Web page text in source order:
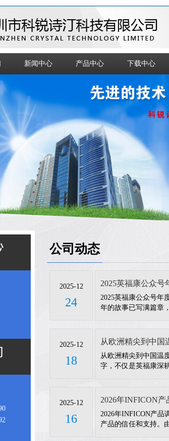
新闻中心 产品中心 下载中心
公司动态
2025-12
24
2025英福康公众号
2025英福康公众号年
年的故事已写满篇章
号继续向上生长：
字背
2025-12
18
从欧洲精尖到中国
从欧洲精尖到中国温
字，不仅是英福康深
zhe，正通过持续深
2025-12
16
2026年INFICON产
2026年INFICON产品
产品的信任和支持。